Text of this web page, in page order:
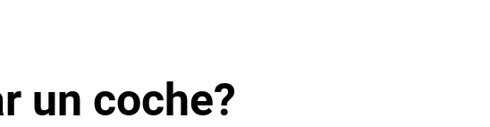
un coche?